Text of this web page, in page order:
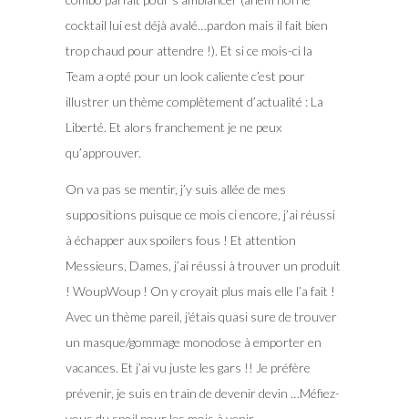
cocktail lui est déjà avalé…pardon mais il fait bien
trop chaud pour attendre !). Et si ce mois-ci la
Team a opté pour un look caliente c’est pour
illustrer un thème complètement d’actualité : La
Liberté. Et alors franchement je ne peux
qu’approuver.
On va pas se mentir, j’y suis allée de mes
suppositions puisque ce mois ci encore, j’ai réussi
à échapper aux spoilers fous ! Et attention
Messieurs, Dames, j’ai réussi à trouver un produit
! WoupWoup ! On y croyait plus mais elle l’a fait !
Avec un thème pareil, j’étais quasi sure de trouver
un masque/gommage monodose à emporter en
vacances. Et j’ai vu juste les gars !! Je préfère
prévenir, je suis en train de devenir devin …Méfiez-